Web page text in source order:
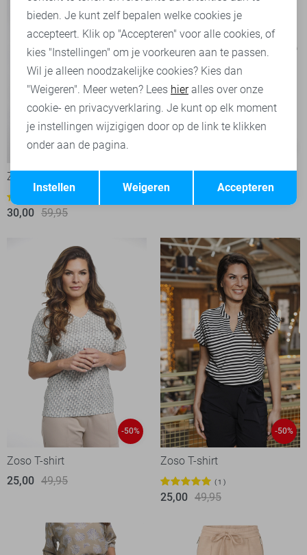
-50%
Zoso T-shirt
30,00 59,95
-50%
Zoso T-shirt
25,00 49,95
-50%
Zoso T-shirt
1
25,00 49,95
Terug Opslaan
bieden. Je kunt zelf bepalen welke cookies je
accepteert. Klik op "Accepteren" voor alle cookies, of
kies "Instellingen" om je voorkeuren aan te passen.
Wil je alleen noodzakelijke cookies? Kies dan
"Weigeren". Meer weten? Lees hieralles over onze
cookie- en privacyverklaring. Je kunt op elk moment
je instellingen wijzigigen door op de link te klikken
onder aan de pagina.
Accepteren
Weigeren
Instellen